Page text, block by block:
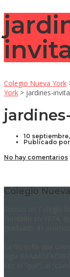
Colegio Nueva York
York > jardines-
10
Publicado
No hay comentarios
Colegio